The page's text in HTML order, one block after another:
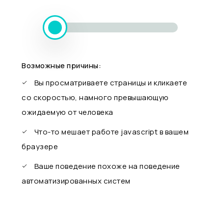
Возможные причины:
Вы просматриваете страницы и кликаете
со скоростью, намного превышающую
ожидаемую от человека
Что-то мешает работе javascript в вашем
браузере
Ваше поведение похоже на поведение
автоматизированных систем